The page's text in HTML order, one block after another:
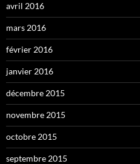
avril 2016
mars 2016
février 2016
janvier 2016
décembre 2015
novembre 2015
octobre 2015
septembre 2015